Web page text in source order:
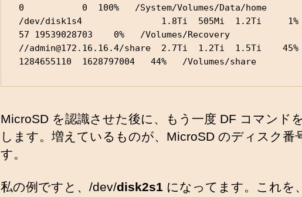
0           0  100%   /System/Volumes/Data/home
/dev/disk1s4               1.8Ti  505Mi  1.2Ti     1%
57 19539028703    0%   /Volumes/Recovery
//admin@172.16.16.4/share  2.7Ti  1.2Ti  1.5Ti    45%
1284655110  1628797004   44%   /Volumes/share
MicroSD を認識させた後に、もう一度 DF コマンド
します。増えているものが、MicroSD のディスク番
す。
私の例ですと、/dev/disk2s1 になってます。これを